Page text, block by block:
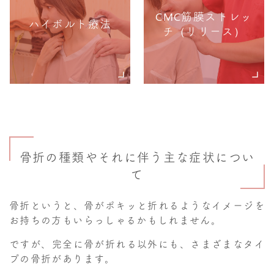
ハイボルト療法
CMC筋膜ストレッ
チ（リリース）
骨折の種類やそれに伴う主な症状につい
て
骨折というと、骨がポキッと折れるようなイメージを
お持ちの方もいらっしゃるかもしれません。
ですが、完全に骨が折れる以外にも、さまざまなタイ
プの骨折があります。